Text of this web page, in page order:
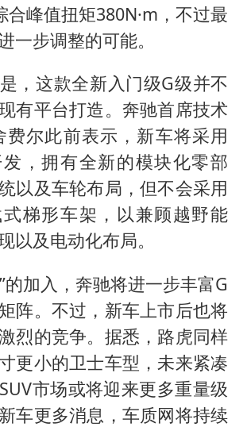
合峰值扭矩380N·m，不过最
一步调整的可能。
，这款全新入门级G级并不
有平台打造。奔驰首席技术
费尔此前表示，新车将采用
，拥有全新的模块化零部
以及车轮布局，但不会采用
梯形车架，以兼顾越野能
以及电动化布局。
的加入，奔驰将进一步丰富G
阵。不过，新车上市后也将
烈的竞争。据悉，路虎同样
更小的卫士车型，未来紧凑
市场或将迎来更多重量级
车更多消息，车质网将持续